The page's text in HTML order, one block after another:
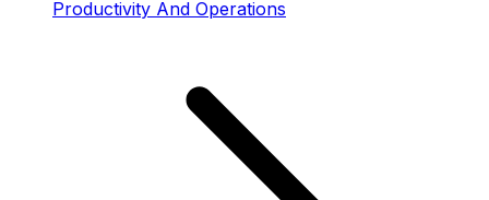
Productivity And Operations